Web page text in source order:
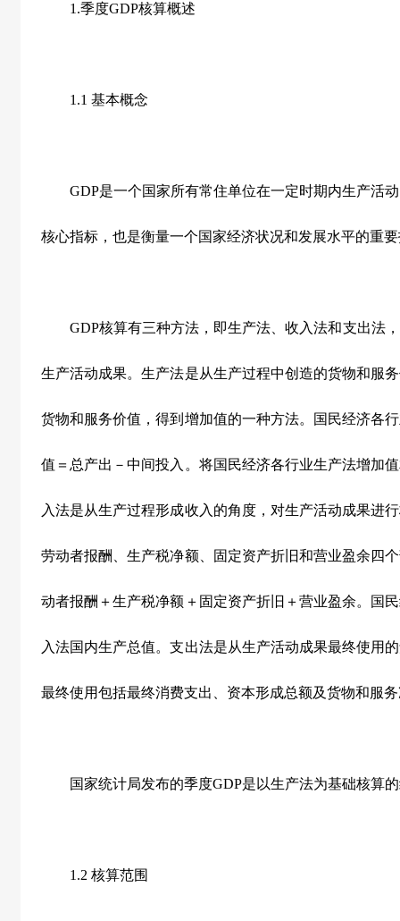
1.季度GDP核算概述
1.1 基本概念
GDP是一个国家所有常住单位在一定时期内生产活动
核心指标，也是衡量一个国家经济状况和发展水平的重
GDP核算有三种方法，即生产法、收入法和支出法，
生产活动成果。生产法是从生产过程中创造的货物和服
货物和服务价值，得到增加值的一种方法。国民经济各
值＝总产出－中间投入。将国民经济各行业生产法增加
入法是从生产过程形成收入的角度，对生产活动成果进
劳动者报酬、生产税净额、固定资产折旧和营业盈余四
动者报酬＋生产税净额＋固定资产折旧＋营业盈余。国
入法国内生产总值。支出法是从生产活动成果最终使用
最终使用包括最终消费支出、资本形成总额及货物和服
国家统计局发布的季度GDP是以生产法为基础核算
1.2 核算范围